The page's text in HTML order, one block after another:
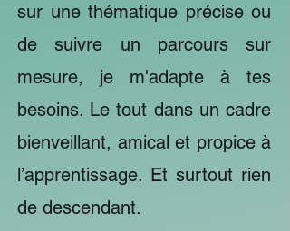
sur une thématique précise ou
de suivre un parcours sur
mesure, je m'adapte à tes
besoins. Le tout dans un cadre
bienveillant, amical et propice à
l’apprentissage. Et surtout rien
de descendant.